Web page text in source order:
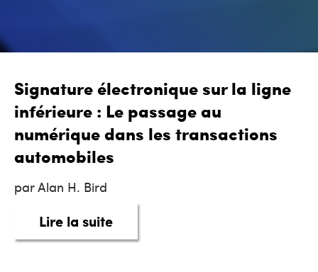
Signature électronique sur la ligne
inférieure : Le passage au
numérique dans les transactions
automobiles
par Alan H. Bird
Lire la suiteabout Signature électronique